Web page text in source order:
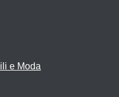
e Moda